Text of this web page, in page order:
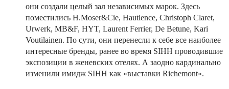
они создали целый зал независимых марок. Здесь
поместились H.Moser&Cie, Hautlence, Christoph Claret,
Urwerk, MB&F, HYT, Laurent Ferrier, De Betune, Kari
Voutilainen. По сути, они перенесли к себе все наиболее
интересные бренды, ранее во время SIHH проводившие
экспозиции в женевских отелях. А заодно кардинально
изменили имидж SIHH как «выставки Richemont».